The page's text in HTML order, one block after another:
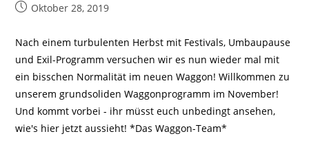
BeitragOktober 28, 2019
Nach einem turbulenten Herbst mit Festivals, Umbaupause
und Exil-Programm versuchen wir es nun wieder mal mit
ein bisschen Normalität im neuen Waggon! Willkommen zu
unserem grundsoliden Waggonprogramm im November!
Und kommt vorbei - ihr müsst euch unbedingt ansehen,
wie's hier jetzt aussieht! *Das Waggon-Team*